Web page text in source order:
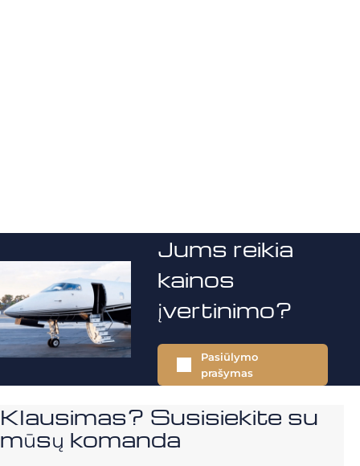
Jums reikia
kainos
įvertinimo?
Pasiūlymo
prašymas
Klausimas? Susisiekite su
mūsų komanda